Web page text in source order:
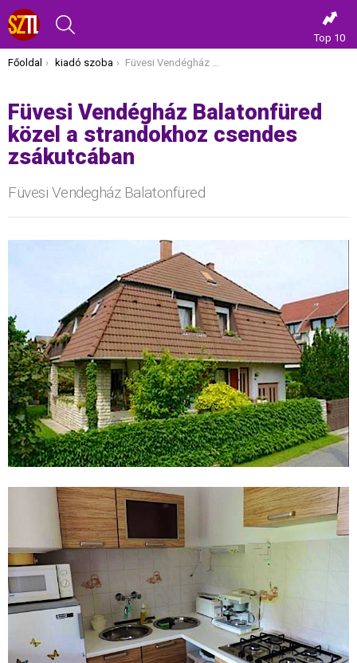
Top 10
Itt vagy most:
Főoldal kiadó szoba Füvesi Vendégház Balatonfüred közel a strandokhoz csendes zsákutcában
Füvesi Vendégház Balatonfüred
közel a strandokhoz csendes
zsákutcában
Füvesi Vendegház Balatonfüred